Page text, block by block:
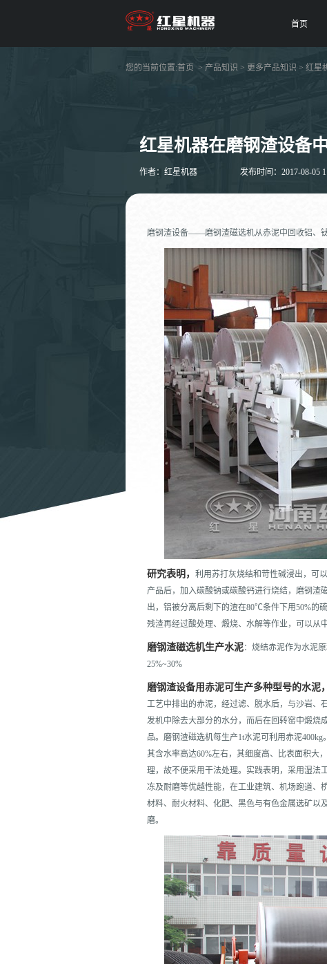
首页
您的当前位置:首页 > 产品知识 > 更多产品知识 > 红星
红星机器在磨钢渣设备
作者：红星机器 发布时间：2017-08-05
磨钢渣设备——磨钢渣磁选机从赤泥中回收铝、钛
研究表明， 利用苏打灰烧结和苛性碱浸出，可
产品后，加入碳酸钠或碳酸钙进行烧结，磨钢渣
出，铝被分离后剩下的渣在80℃条件下用50%的
残渣再经过酸处理、煅烧、水解等作业，可以从
磨钢渣磁选机生产水泥：烧结赤泥作为水泥
25%~30%
磨钢渣设备用赤泥可生产多种型号的水泥
工艺中排出的赤泥，经过滤、脱水后，与沙岩、
发机中除去大部分的水分，而后在回转窑中煅烧
品。磨钢渣磁选机每生产1t水泥可利用赤泥
其含水率高达60%左右，其细度高、比表面积大
理，故不便采用干法处理。实践表明，采用湿法
冻及耐磨等优越性能，在工业建筑、机场跑道、
材料、耐火材料、化肥、黑色与有色金属选矿以
磨。